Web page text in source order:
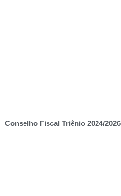
Conselho Fiscal Triênio 2024/2026